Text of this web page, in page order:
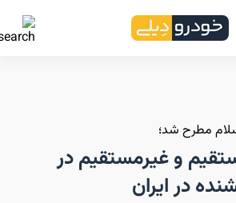
مطرح شد؛
و غیرمستقیم در
در ایران